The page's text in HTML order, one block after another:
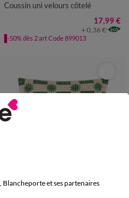
Coussin uni velours côtelé
17,99 €
+ 0,36 €
-50% dès 2 art Code 899013
et ses partenaires